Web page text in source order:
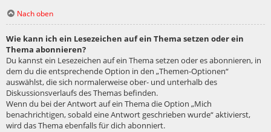
Nach oben
Wie kann ich ein Lesezeichen auf ein Thema setzen oder ein
Thema abonnieren?
Du kannst ein Lesezeichen auf ein Thema setzen oder es abonnieren, in
dem du die entsprechende Option in den „Themen-Optionen“
auswählst, die sich normalerweise ober- und unterhalb des
Diskussionsverlaufs des Themas befinden.
Wenn du bei der Antwort auf ein Thema die Option „Mich
benachrichtigen, sobald eine Antwort geschrieben wurde“ aktivierst,
wird das Thema ebenfalls für dich abonniert.